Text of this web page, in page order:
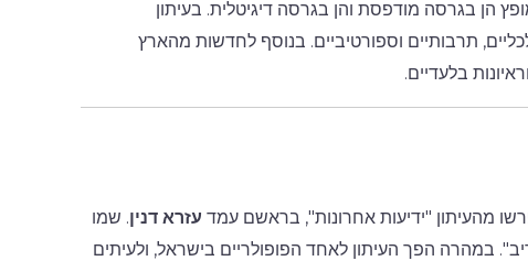
הן בגרסה מודפסת והן בגרסה דיגיטלית. בעיתון
תרבותיים וספורטיביים. בנוסף לחדשות מהארץ
בלעדיים.
מהעיתון "ידיעות אחרונות", בראשם עמד עזרא דנין. שמו
במהרה הפך העיתון לאחד הפופולריים בישראל, ולעיתים